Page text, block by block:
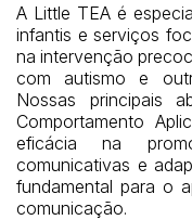
A Little TEA é
infantis e serviços
na intervenção
com autismo e
Nossas principais
Comportamento
eficácia na
comunicativas e
fundamental para o
comunicação.